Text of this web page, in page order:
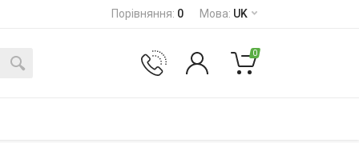
Порівняння: 0 Мова: UK
0